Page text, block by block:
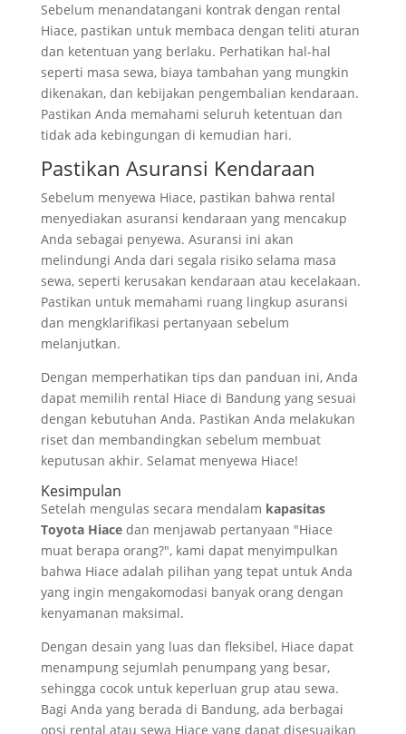
Sebelum menandatangani kontrak dengan rental
Hiace, pastikan untuk membaca dengan teliti aturan
dan ketentuan yang berlaku. Perhatikan hal-hal
seperti masa sewa, biaya tambahan yang mungkin
dikenakan, dan kebijakan pengembalian kendaraan.
Pastikan Anda memahami seluruh ketentuan dan
tidak ada kebingungan di kemudian hari.
Pastikan Asuransi Kendaraan
Sebelum menyewa Hiace, pastikan bahwa rental
menyediakan asuransi kendaraan yang mencakup
Anda sebagai penyewa. Asuransi ini akan
melindungi Anda dari segala risiko selama masa
sewa, seperti kerusakan kendaraan atau kecelakaan.
Pastikan untuk memahami ruang lingkup asuransi
dan mengklarifikasi pertanyaan sebelum
melanjutkan.
Dengan memperhatikan tips dan panduan ini, Anda
dapat memilih rental Hiace di Bandung yang sesuai
dengan kebutuhan Anda. Pastikan Anda melakukan
riset dan membandingkan sebelum membuat
keputusan akhir. Selamat menyewa Hiace!
Kesimpulan
Setelah mengulas secara mendalam kapasitas
Toyota Hiacedan menjawab pertanyaan "Hiace
muat berapa orang?", kami dapat menyimpulkan
bahwa Hiace adalah pilihan yang tepat untuk Anda
yang ingin mengakomodasi banyak orang dengan
kenyamanan maksimal.
Dengan desain yang luas dan fleksibel, Hiace dapat
menampung sejumlah penumpang yang besar,
sehingga cocok untuk keperluan grup atau sewa.
Bagi Anda yang berada di Bandung, ada berbagai
opsi rental atau sewa Hiace yang dapat disesuaikan